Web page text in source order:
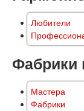
Любители
Фабрики
Мастера
Фабрики